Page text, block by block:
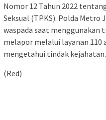
Nomor 12 Tahun 2022
Seksual (TPKS). Polda Metro
waspada saat menggunakan
melapor melalui layanan 110
mengetahui tindak kejahatan.
(Red)